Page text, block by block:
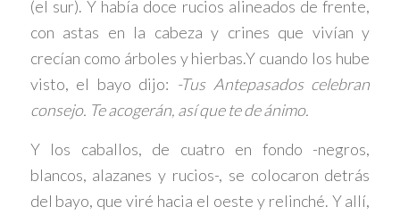
(el sur). Y había doce rucios alineados de frente,
con astas en la cabeza y crines que vivían y
crecían como árboles y hierbas.Y cuando los hube
visto, el bayo dijo: -Tus Antepasados celebran
consejo. Te acogerán, así que te de ánimo.
Y los caballos, de cuatro en fondo -negros,
blancos, alazanes y rucios-, se colocaron detrás
del bayo, que viré hacia el oeste y relinché. Y allí,